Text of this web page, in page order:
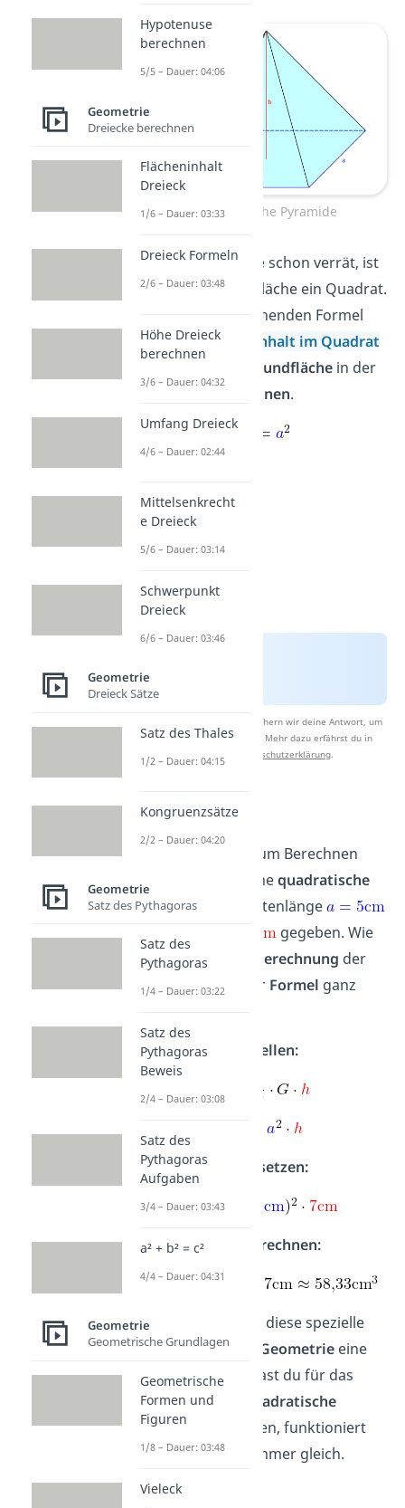
Quadratische Pyramide
Wie dir der Name schon verrät, ist
dabei die Grundfläche ein Quadrat.
Mit der entsprechenden Formel
für denFlächeninhalt im Quadrat
Grundflächein der
Pyramide berechnen.
Nach Beantwortung speichern wir deine Antwort, um
Studyflix zu verbessern. Mehr dazu erfährst du in
Datenschutzerklärung.
Beispiel
Hier haben wir zum Berechnen
einequadratische
Pyramide
mit Seitenlänge
gegeben. Wie
immer geht die
Berechnung der
Pyramidemit der Formel ganz
Formel aufstellen:
Angaben einsetzen:
Ergebnis ausrechnen:
Tatsächlich spielt diese spezielle
Pyramidein der Geometrieeine
wichtige Rolle. Hast du für das
Volumeneine
quadratische
Pyramide
gegeben, funktioniert
das Berechnen immer gleich.
Hypotenuse
berechnen
5/5 – Dauer: 04:06
Geometrie
Dreiecke berechnen
Flächeninhalt
Dreieck
1/6 – Dauer: 03:33
Dreieck Formeln
2/6 – Dauer: 03:48
Höhe Dreieck
berechnen
3/6 – Dauer: 04:32
Umfang Dreieck
4/6 – Dauer: 02:44
Mittelsenkrecht
e Dreieck
5/6 – Dauer: 03:14
Schwerpunkt
Dreieck
6/6 – Dauer: 03:46
Geometrie
Dreieck Sätze
Satz des Thales
1/2 – Dauer: 04:15
Kongruenzsätze
2/2 – Dauer: 04:20
Geometrie
Satz des Pythagoras
Satz des
Pythagoras
1/4 – Dauer: 03:22
Satz des
Pythagoras
Beweis
2/4 – Dauer: 03:08
Satz des
Pythagoras
Aufgaben
3/4 – Dauer: 03:43
a² + b² = c²
4/4 – Dauer: 04:31
Geometrie
Geometrische Grundlagen
Geometrische
Formen und
Figuren
1/8 – Dauer: 03:48
Vieleck